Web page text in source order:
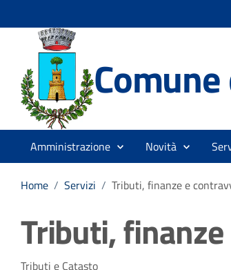
Amministrazione Novità
Home / Servizi / Tributi, finanze e
Tributi,
Tributi e Catasto